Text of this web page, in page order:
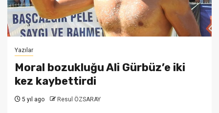
Yazılar
Moral bozukluğu Ali Gürbüz’e iki
kez kaybettirdi
5 yıl ago Resul ÖZSARAY